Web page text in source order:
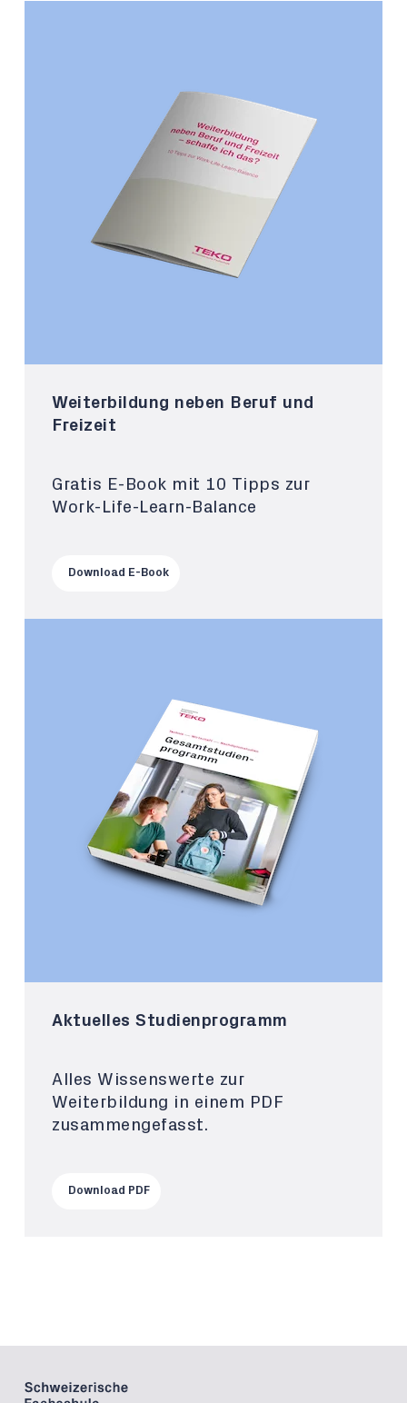
Weiterbildung neben Beruf und
Freizeit
Gratis E-Book mit 10 Tipps zur
Work-Life-Learn-Balance
Download E-Book
Aktuelles Studienprogramm
Alles Wissenswerte zur
Weiterbildung in einem PDF
zusammengefasst.
Download PDF